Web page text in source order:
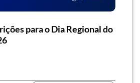
para o Dia Regional do